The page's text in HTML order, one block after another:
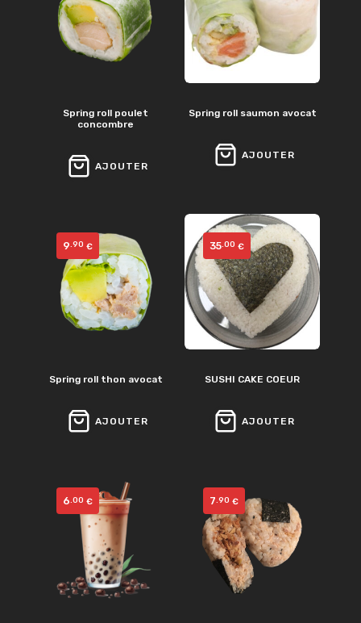
Spring roll poulet
concombre
AJOUTER
Spring roll saumon avocat
AJOUTER
Spring roll thon avocat
9.90 €
AJOUTER
SUSHI CAKE COEUR
35.00 €
AJOUTER
6 .00 € 7 .90 €